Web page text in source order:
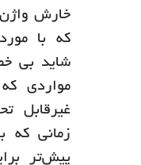
خارش واژن
که با
شاید بی
مواردی
غیرقابل
زمانی که
پیش‌تر